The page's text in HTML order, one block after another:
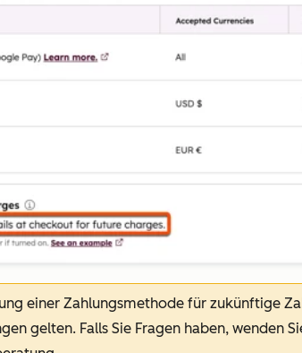
einer Zahlungsmethode für zukünftige
gelten. Falls Sie Fragen haben, wenden